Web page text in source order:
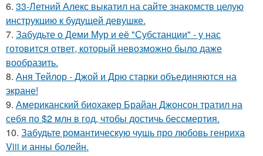
6. 33-Летний Алекс выкатил на сайте знакомств целую
инструкцию к будущей девушке.
7. Забудьте о Деми Мур и её "Субстанции" - у нас
готовится ответ, который невозможно было даже
вообразить.
8. Аня Тейлор - Джой и Дрю старки объединяются на
экране!
9. Американский биохакер Брайан Джонсон тратил на
себя по $2 млн в год, чтобы достичь бессмертия.
10. Забудьте романтическую чушь про любовь генриха
Viii и анны болейн.